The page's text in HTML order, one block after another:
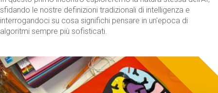
sfidando le nostre definizioni tradizionali di intelligenza e
interrogandoci su cosa significhi pensare in un'epoca di
algoritmi sempre più sofisticati.